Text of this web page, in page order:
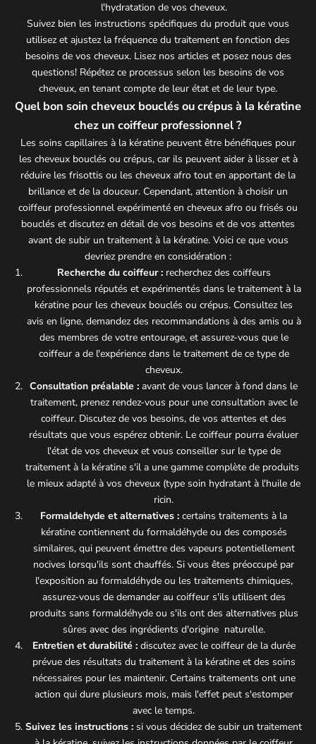
l'hydratation de vos cheveux.
Suivez bien les instructions spécifiques du produit que vous
utilisez et ajustez la fréquence du traitement en fonction des
besoins de vos cheveux. Lisez nos articles et posez nous des
questions! Répétez ce processus selon les besoins de vos
cheveux, en tenant compte de leur état et de leur type.
Quel bon soin cheveux bouclés ou crépus à la kératine
chez un coiffeur professionnel ?
Les soins capillaires à la kératine peuvent être bénéfiques pour
les cheveux bouclés ou crépus, car ils peuvent aider à lisser et à
réduire les frisottis ou les cheveux afro tout en apportant de la
brillance et de la douceur. Cependant, attention à choisir un
coiffeur professionnel expérimenté en cheveux afro ou frisés ou
bouclés et discutez en détail de vos besoins et de vos attentes
avant de subir un traitement à la kératine. Voici ce que vous
devriez prendre en considération :
Recherche du coiffeur :recherchez des coiffeurs
professionnels réputés et expérimentés dans le traitement à la
kératine pour les cheveux bouclés ou crépus. Consultez les
avis en ligne, demandez des recommandations à des amis ou à
des membres de votre entourage, et assurez-vous que le
coiffeur a de l'expérience dans le traitement de ce type de
cheveux.
Consultation préalable : avant de vous lancer à fond dans le
traitement, prenez rendez-vous pour une consultation avec le
coiffeur. Discutez de vos besoins, de vos attentes et des
résultats que vous espérez obtenir. Le coiffeur pourra évaluer
l'état de vos cheveux et vous conseiller sur le type de
traitement à la kératine s'il a une gamme complète de produits
le mieux adapté à vos cheveux (type soin hydratant à l'huile de
ricin.
Formaldehyde et alternatives : certains traitements à la
kératine contiennent du formaldéhyde ou des composés
similaires, qui peuvent émettre des vapeurs potentiellement
nocives lorsqu'ils sont chauffés. Si vous êtes préoccupé par
l'exposition au formaldéhyde ou les traitements chimiques,
assurez-vous de demander au coiffeur s'ils utilisent des
produits sans formaldéhyde ou s'ils ont des alternatives plus
sûres avec des ingrédients d'origine naturelle.
Entretien et durabilité :discutez avec le coiffeur de la durée
prévue des résultats du traitement à la kératine et des soins
nécessaires pour les maintenir. Certains traitements ont une
action qui dure plusieurs mois, mais l'effet peut s'estomper
avec le temps.
Suivez les instructions : si vous décidez de subir un traitement